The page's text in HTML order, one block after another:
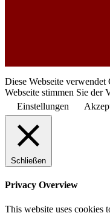
Diese Webseite
Webseite stimmen Sie der
Einstellungen
Schließen
Privacy Overview
This website uses cookies